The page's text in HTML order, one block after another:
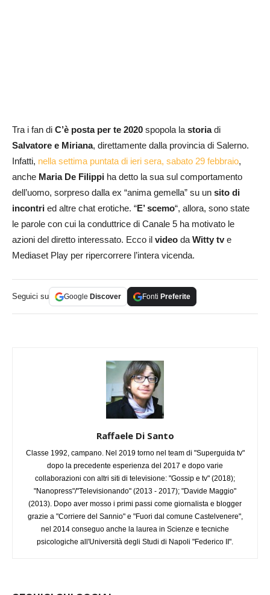
Tra i fan di C’è posta per te 2020 spopola lastoriadi
Salvatore e Miriana, direttamente dalla provincia di Salerno.
Infatti, nella settima puntata di ieri sera, sabato 29 febbraio,
anche Maria De Filippi ha detto la sua sul comportamento
dell’uomo, sorpreso dalla ex “anima gemella” su un sito di
incontri ed altre chat erotiche. “E’ scemo“, allora, sono state
le parole con cui la conduttrice di Canale 5 ha motivato le
azioni del diretto interessato. Ecco il video daWitty tve
Mediaset Play per ripercorrere l’intera vicenda.
Seguici su Google Discover Fonti Preferite
Raffaele Di Santo
Classe 1992, campano. Nel 2019 torno nel team di "Superguida tv"
dopo la precedente esperienza del 2017 e dopo varie
collaborazioni con altri siti di televisione: "Gossip e tv" (2018);
"Nanopress"/"Televisionando" (2013 - 2017); "Davide Maggio"
(2013). Dopo aver mosso i primi passi come giornalista e blogger
grazie a "Corriere del Sannio" e "Fuori dal comune Castelvenere",
nel 2014 conseguo anche la laurea in Scienze e tecniche
psicologiche all'Università degli Studi di Napoli "Federico II".